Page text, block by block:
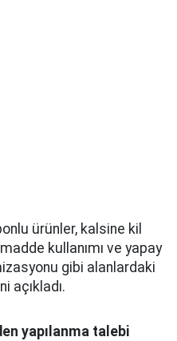
ürünler, kalsine kil
kullanımı ve yapay
gibi alanlardaki
açıkladı.
yapılanma talebi